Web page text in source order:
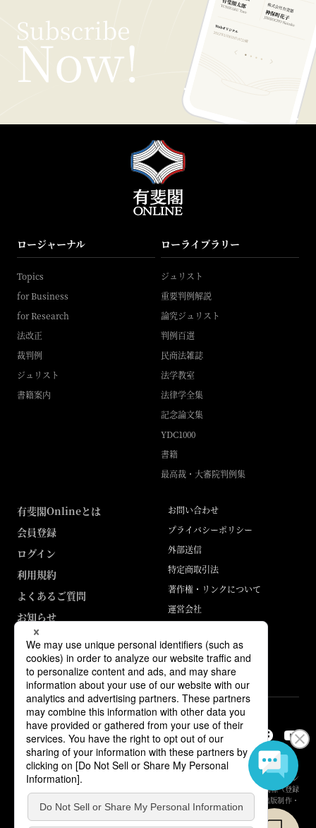
ロージャーナル
Topics
for Business
for Research
法改正
裁判例
ジュリスト
書籍案内
ローライブラリー
ジュリスト
重要判例解説
論究ジュリスト
判例百選
民商法雑誌
法学教室
法律学全集
記念論文集
YDC1000
書籍
最高裁・大審院判例集
有斐閣Onlineとは
会員登録
ログイン
利用規約
よくあるご質問
お知らせ
お問い合わせ
プライバシーポリシー
外部送信
特定商取引法
著作権・リンクについて
運営会社
ABJマークは、この電子書店・電子書籍配信サービスが、著作権者からコン
テンツ使用許諾を得た正規版配信サービスであることを示す登録商標（登録
番号 第6091713号）です。詳しくは［ABJマーク］または［電子出版制作・
流通協議会］で検索してください。